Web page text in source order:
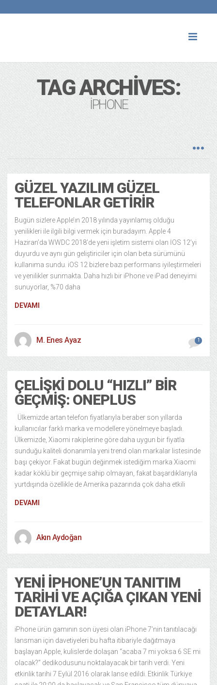
TAG ARCHIVES:
IPHONE
GÜZEL YAZILIM GÜZEL
TELEFONLAR GETIRIR
Bugün sizlere Apple’ın 2018 yılında yayınlamış olduğu
yenilikleri ile ilgili bilgi vermek için buradayım. Apple 4
Haziran’da WWDC 2018’de yeni işletim sistemi olan İOS 12’yi
duyurdu ve aynı gün geliştiriciler için olan beta sürümünü
kullanıma sundu. iOS 12 bizlere bazı performans iyileştirmeleri
ve yenilikler sunmakta. Daha hızlı bir iPhone ve iPad deneyimi
sunuyorlar, %70 daha
DEVAMI
M. Enes Ayaz 1
ÇELIŞKI DOLU “HIZLI” BIR
GEÇMIŞ: ONEPLUS
Ülkemizde artan telefon fiyatlarıyla beraber son yıllarda
kullanıcılar farklı marka ve modellere yönelmeye başladı.
Ülkemizde, Xiaomi rakiplerine göre daha uygun bir fiyatla
sunduğu kaliteli donanımla yeni trend olan markalar listesinde
başı çekiyor. Fakat bugün değinmek istediğim marka Xiaomi
kadar köklü bir geçmişe sahip olmayan, fakat başardıklarıyla
yurtdışında özellikle de Amerika pazarında çok daha etkili
DEVAMI
Akın Aydoğan
YENI IPHONE’UN TANITIM
TARIHI VE AÇIĞA ÇIKAN YENI
DETAYLAR!
iPhone ürün gamının son üyesi olan iPhone 7’nin tanıtılacağı
lansman için davetiyeleri bu hafta itibariyle dağıtmaya
başlayan Apple, kulislerde dolaşan “acaba 7 mi yoksa 6 SE mi
olacak?” dedikodusunu noktalayacak bir tarih verdi. Yeni
etkinlik tarihi 7 Eylül 2016 olarak lanse edildi. Etkinlik Türkiye